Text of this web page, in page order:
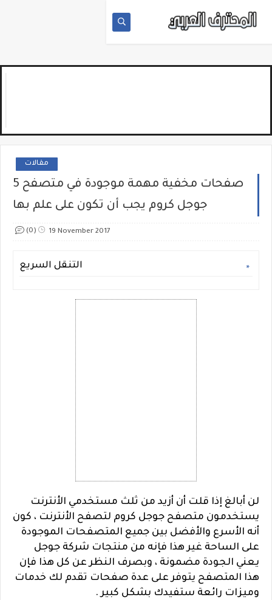
مقالات
5 صفحات مخفية مهمة موجودة في متصفح
جوجل كروم يجب أن تكون على علم بها
19 November 2017
(0)
التنقل السريع
لن أبالغ إذا قلت أن أزيد من ثلث مستخدمي الأنترنت
يستخدمون متصفح جوجل كروم لتصفح الأنترنت ، كون
أنه الأسرع والأفضل بين جميع المتصفحات الموجودة
على الساحة غير هذا فإنه من منتجات شركة جوجل
يعني الجودة مضمونة ، وبصرف النظر عن كل هذا فإن
هذا المتصفح يتوفر على عدة صفحات تقدم لك خدمات
وميزات رائعة ستفيدك بشكل كبير .